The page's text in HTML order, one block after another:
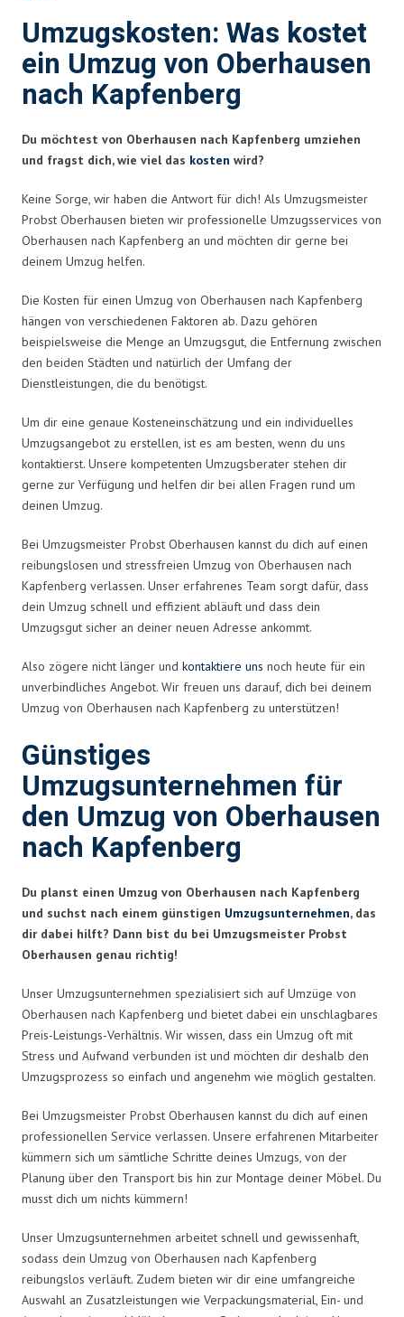
Umzugskosten: Was kostet
ein Umzug von Oberhausen
nach Kapfenberg
Du möchtest von Oberhausen nach Kapfenberg umziehen
und fragst dich, wie viel das kosten wird?
Keine Sorge, wir haben die Antwort für dich! Als Umzugsmeister
Probst Oberhausen bieten wir professionelle Umzugsservices von
Oberhausen nach Kapfenberg an und möchten dir gerne bei
deinem Umzug helfen.
Die Kosten für einen Umzug von Oberhausen nach Kapfenberg
hängen von verschiedenen Faktoren ab. Dazu gehören
beispielsweise die Menge an Umzugsgut, die Entfernung zwischen
den beiden Städten und natürlich der Umfang der
Dienstleistungen, die du benötigst.
Um dir eine genaue Kosteneinschätzung und ein individuelles
Umzugsangebot zu erstellen, ist es am besten, wenn du uns
kontaktierst. Unsere kompetenten Umzugsberater stehen dir
gerne zur Verfügung und helfen dir bei allen Fragen rund um
deinen Umzug.
Bei Umzugsmeister Probst Oberhausen kannst du dich auf einen
reibungslosen und stressfreien Umzug von Oberhausen nach
Kapfenberg verlassen. Unser erfahrenes Team sorgt dafür, dass
dein Umzug schnell und effizient abläuft und dass dein
Umzugsgut sicher an deiner neuen Adresse ankommt.
Also zögere nicht länger und kontaktiere uns noch heute für ein
unverbindliches Angebot. Wir freuen uns darauf, dich bei deinem
Umzug von Oberhausen nach Kapfenberg zu unterstützen!
Günstiges
Umzugsunternehmen für
den Umzug von Oberhausen
nach Kapfenberg
Du planst einen Umzug von Oberhausen nach Kapfenberg
und suchst nach einem günstigen Umzugsunternehmen, das
dir dabei hilft? Dann bist du bei Umzugsmeister Probst
Oberhausen genau richtig!
Unser Umzugsunternehmen spezialisiert sich auf Umzüge von
Oberhausen nach Kapfenberg und bietet dabei ein unschlagbares
Preis-Leistungs-Verhältnis. Wir wissen, dass ein Umzug oft mit
Stress und Aufwand verbunden ist und möchten dir deshalb den
Umzugsprozess so einfach und angenehm wie möglich gestalten.
Bei Umzugsmeister Probst Oberhausen kannst du dich auf einen
professionellen Service verlassen. Unsere erfahrenen Mitarbeiter
kümmern sich um sämtliche Schritte deines Umzugs, von der
Planung über den Transport bis hin zur Montage deiner Möbel. Du
musst dich um nichts kümmern!
Unser Umzugsunternehmen arbeitet schnell und gewissenhaft,
sodass dein Umzug von Oberhausen nach Kapfenberg
reibungslos verläuft. Zudem bieten wir dir eine umfangreiche
Auswahl an Zusatzleistungen wie Verpackungsmaterial, Ein- und